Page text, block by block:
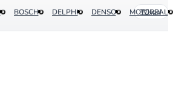
BOSCH DELPHI DENSO MOTORPAL
Więcej